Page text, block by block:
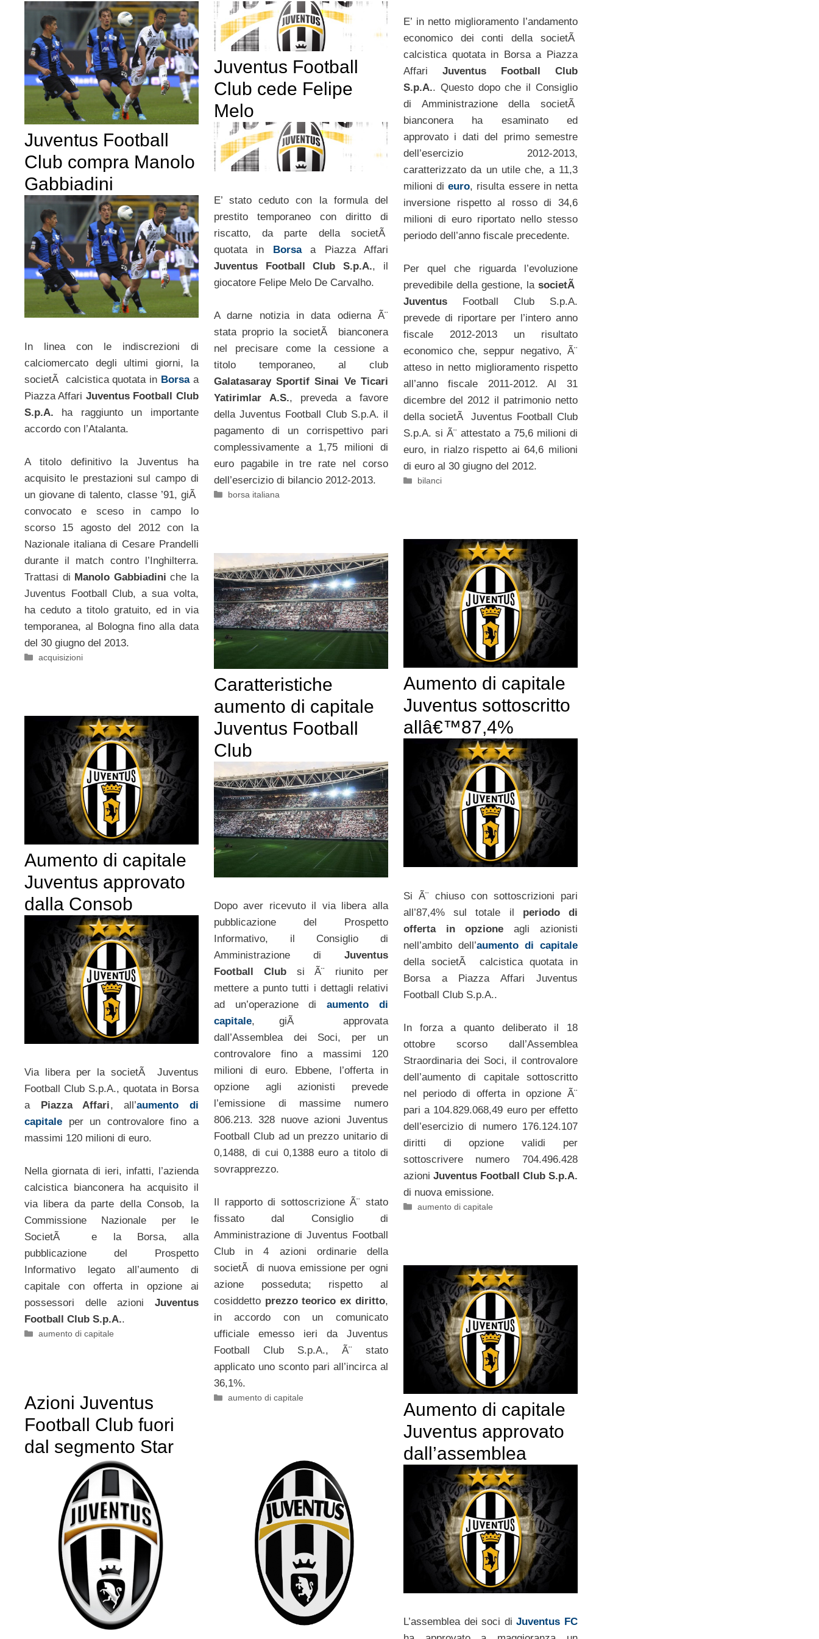
E’ in netto miglioramento l’andamento
economico dei conti della societÃ
calcistica quotata in Borsa a Piazza
Affari Juventus Football Club
S.p.A.. Questo dopo che il Consiglio
di Amministrazione della societÃ
bianconera ha esaminato ed
approvato i dati del primo semestre
dell’esercizio 2012-2013,
caratterizzato da un utile che, a 11,3
milioni dieuro, risulta essere in netta
inversione rispetto al rosso di 34,6
milioni di euro riportato nello stesso
periodo dell’anno fiscale precedente.
Per quel che riguarda l’evoluzione
prevedibile della gestione, la societÃ
JuventusFootball Club S.p.A.
prevede di riportare per l’intero anno
fiscale 2012-2013 un risultato
economico che, seppur negativo, Ã¨
atteso in netto miglioramento rispetto
all’anno fiscale 2011-2012. Al 31
dicembre del 2012 il patrimonio netto
della societÃ Juventus Football Club
S.p.A. si Ã¨ attestato a 75,6 milioni di
euro, in rialzo rispetto ai 64,6 milioni
di euro al 30 giugno del 2012.
Categorie
bilanci
Juventus Football
Club compra Manolo
Gabbiadini
In linea con le indiscrezioni di
calciomercato degli ultimi giorni, la
societÃ calcistica quotata in Borsaa
Piazza Affari Juventus Football Club
S.p.A. ha raggiunto un importante
accordo con l’Atalanta.
A titolo definitivo la Juventus ha
acquisito le prestazioni sul campo di
un giovane di talento, classe ’91, giÃ
convocato e sceso in campo lo
scorso 15 agosto del 2012 con la
Nazionale italiana di Cesare Prandelli
durante il match contro l’Inghilterra.
Trattasi di Manolo Gabbiadini che la
Juventus Football Club, a sua volta,
ha ceduto a titolo gratuito, ed in via
temporanea, al Bologna fino alla data
del 30 giugno del 2013.
Categorie
acquisizioni
Juventus Football
Club cede Felipe
Melo
E’ stato ceduto con la formula del
prestito temporaneo con diritto di
riscatto, da parte della societÃ
quotata in Borsaa Piazza Affari
Juventus Football Club S.p.A., il
giocatore Felipe Melo De Carvalho.
A darne notizia in data odierna Ã¨
stata proprio la societÃ bianconera
nel precisare come la cessione a
titolo temporaneo, al club
Galatasaray Sportif Sinai Ve Ticari
Yatirimlar A.S., preveda a favore
della Juventus Football Club S.p.A. il
pagamento di un corrispettivo pari
complessivamente a 1,75 milioni di
euro pagabile in tre rate nel corso
dell’esercizio di bilancio 2012-2013.
Categorie
borsa italiana
Aumento di capitale
Juventus sottoscritto
allâ€™87,4%
Si Ã¨ chiuso con sottoscrizioni pari
all’87,4% sul totale il periodo di
offerta in opzione agli azionisti
nell’ambito dell’aumento di capitale
della societÃ calcistica quotata in
Borsa a Piazza Affari Juventus
Football Club S.p.A..
In forza a quanto deliberato il 18
ottobre scorso dall’Assemblea
Straordinaria dei Soci, il controvalore
dell’aumento di capitale sottoscritto
nel periodo di offerta in opzione Ã¨
pari a 104.829.068,49 euro per effetto
dell’esercizio di numero 176.124.107
diritti di opzione validi per
sottoscrivere numero 704.496.428
azioni Juventus Football Club S.p.A.
di nuova emissione.
Categorie
aumento di capitale
Caratteristiche
aumento di capitale
Juventus Football
Club
Dopo aver ricevuto il via libera alla
pubblicazione del Prospetto
Informativo, il Consiglio di
Amministrazione di Juventus
Football Clubsi Ã¨ riunito per
mettere a punto tutti i dettagli relativi
ad un’operazione diaumento di
capitale, giÃ approvata
dall’Assemblea dei Soci, per un
controvalore fino a massimi 120
milioni di euro. Ebbene, l’offerta in
opzione agli azionisti prevede
l’emissione di massime numero
806.213. 328 nuove azioni Juventus
Football Club ad un prezzo unitario di
0,1488, di cui 0,1388 euro a titolo di
sovrapprezzo.
Il rapporto di sottoscrizione Ã¨ stato
fissato dal Consiglio di
Amministrazione di Juventus Football
Club in 4 azioni ordinarie della
societÃ di nuova emissione per ogni
azione posseduta; rispetto al
cosiddetto prezzo teorico ex diritto,
in accordo con un comunicato
ufficiale emesso ieri da Juventus
Football Club S.p.A., Ã¨ stato
applicato uno sconto pari all’incirca al
36,1%.
Categorie
aumento di capitale
Aumento di capitale
Juventus approvato
dalla Consob
Via libera per la societÃ Juventus
Football Club S.p.A., quotata in Borsa
a
Piazza Affari, all’aumento di
capitale per un controvalore fino a
massimi 120 milioni di euro.
Nella giornata di ieri, infatti, l’azienda
calcistica bianconera ha acquisito il
via libera da parte della Consob, la
Commissione Nazionale per le
SocietÃ e la Borsa, alla
pubblicazione del Prospetto
Informativo legato all’aumento di
capitale con offerta in opzione ai
possessori delle azioni Juventus
Football Club S.p.A..
Categorie
aumento di capitale
Aumento di capitale
Juventus approvato
dall’assemblea
L’assemblea dei soci diJuventus FC
Azioni Juventus
Football Club fuori
dal segmento Star